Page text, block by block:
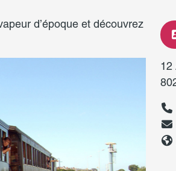
d’époque et découvrez
12